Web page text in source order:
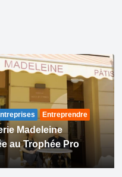
Entreprendre
Madeleine
au Trophée Pro